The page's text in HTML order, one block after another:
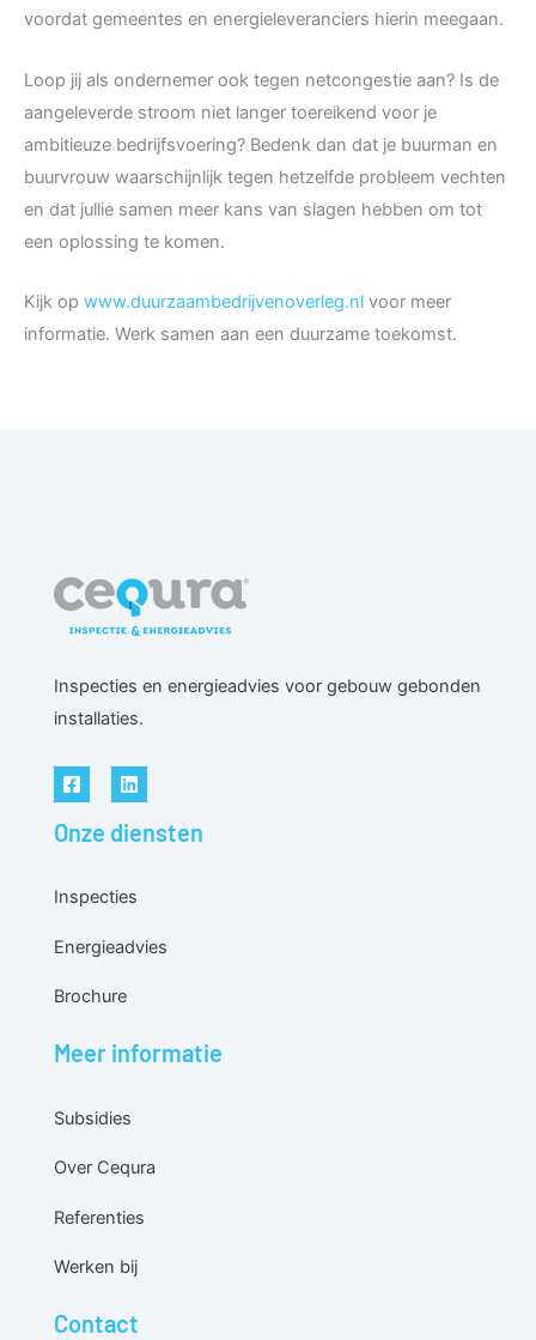
voordat gemeentes en energieleveranciers hierin meegaan.
Loop jij als ondernemer ook tegen netcongestie aan? Is de
aangeleverde stroom niet langer toereikend voor je
ambitieuze bedrijfsvoering? Bedenk dan dat je buurman en
buurvrouw waarschijnlijk tegen hetzelfde probleem vechten
en dat jullie samen meer kans van slagen hebben om tot
een oplossing te komen.
Kijk op www.duurzaambedrijvenoverleg.nl voor meer
informatie. Werk samen aan een duurzame toekomst.
Inspecties en energieadvies voor gebouw gebonden
installaties.
Onze diensten
Inspecties
Energieadvies
Brochure
Meer informatie
Subsidies
Over Cequra
Referenties
Werken bij
Contact